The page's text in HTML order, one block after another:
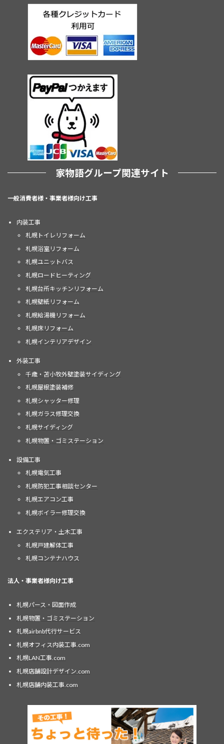
家物語グループ関連サイト
一般消費者様・事業者様向け工事
内装工事
札幌トイレリフォーム
札幌浴室リフォーム
札幌ユニットバス
札幌ロードヒーティング
札幌台所キッチンリフォーム
札幌壁紙リフォーム
札幌給湯機リフォーム
札幌床リフォーム
札幌インテリアデザイン
外装工事
千歳・苫小牧外壁塗装サイディング
札幌屋根塗装補修
札幌シャッター修理
札幌ガラス修理交換
札幌サイディング
札幌物置・ゴミステーション
設備工事
札幌電気工事
札幌防犯工事相談センター
札幌エアコン工事
札幌ボイラー修理交換
エクステリア・土木工事
札幌戸建解体工事
札幌コンテナハウス
法人・事業者様向け工事
札幌パース・図面作成
札幌物置・ゴミステーション
札幌airbnb代行サービス
札幌オフィス内装工事.com
札幌LAN工事.com
札幌店舗設計デザイン.com
札幌店舗内装工事.com